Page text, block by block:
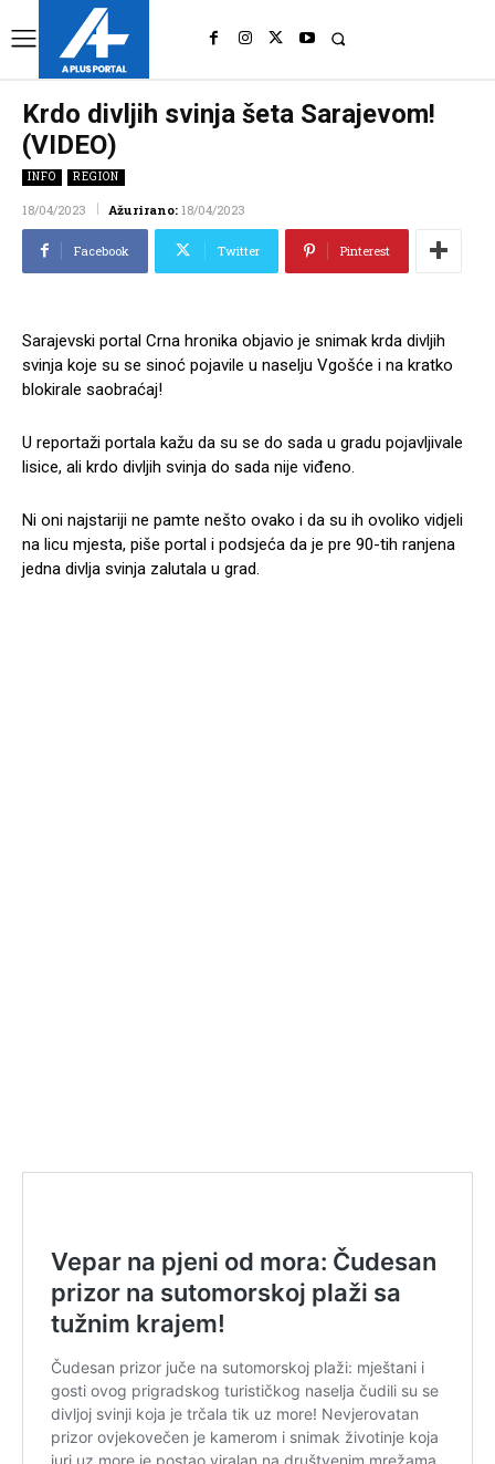
Krdo divljih svinja šeta Sarajevom!
(VIDEO)
INFO REGION
18/04/2023 Ažurirano: 18/04/2023
Facebook Twitter Pinterest
Sarajevski portal Crna hronika objavio je snimak krda divljih
svinja koje su se sinoć pojavile u naselju Vgošće i na kratko
blokirale saobraćaj!
U reportaži portala kažu da su se do sada u gradu pojavljivale
lisice, ali krdo divljih svinja do sada nije viđeno.
Ni oni najstariji ne pamte nešto ovako i da su ih ovoliko vidjeli
na licu mjesta, piše portal i podsjeća da je pre 90-tih ranjena
jedna divlja svinja zalutala u grad.